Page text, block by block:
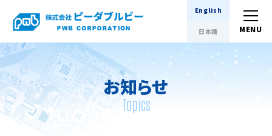
English
日本語
お知らせ
Topics